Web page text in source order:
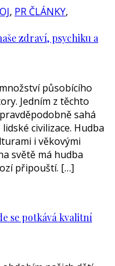
, PR ČLÁNKY,
zdraví, psychiku a
působícího
Jedním z těchto
sahá
civilizace. Hudba
i věkovými
světě má hudba
připouští. […]
se potkává kvalitní